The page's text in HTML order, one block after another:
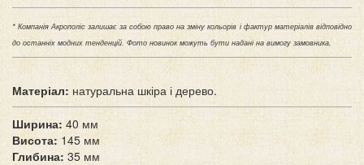
* Компанія Акрополіс залишає за собою право на зміну кольорів і фактур матеріалів відповідно
до останніх модних тенденцій. Фото новинок можуть бути надані на вимогу замовника.
Матеріал: натуральна шкіра і дерево.
Ширина: 40 мм
Висота: 145 мм
Глибина: 35 мм